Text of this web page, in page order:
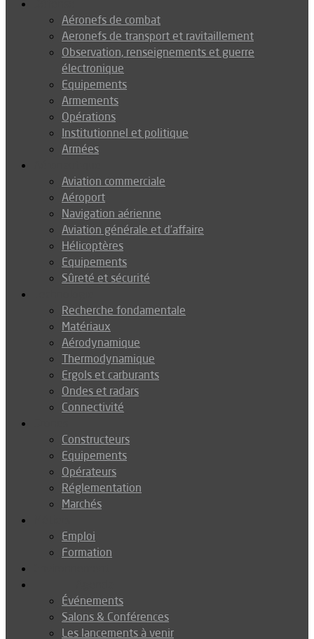
Aéronefs de combat
Aeronefs de transport et ravitaillement
Observation, renseignements et guerre
électronique
Equipements
Armements
Opérations
Institutionnel et politique
Armées
Aviation commerciale
Aéroport
Navigation aérienne
Aviation générale et d’affaire
Hélicoptères
Equipements
Sûreté et sécurité
Recherche fondamentale
Matériaux
Aérodynamique
Thermodynamique
Ergols et carburants
Ondes et radars
Connectivité
Constructeurs
Equipements
Opérateurs
Réglementation
Marchés
Emploi
Formation
Événements
Salons & Conférences
Les lancements à venir